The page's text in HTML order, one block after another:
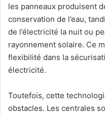
les panneaux produisent
conservation de l’eau,
de l’électricité la nuit ou
rayonnement solaire. Ce
flexibilité dans la
électricité.
Toutefois, cette
obstacles. Les centrales